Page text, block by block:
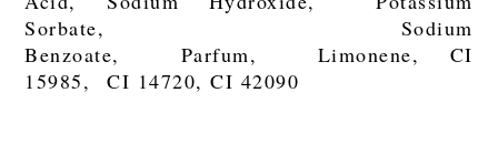
Sorbate, Sodium
Benzoate, Parfum, Limonene, CI
15985, CI 14720, CI 42090